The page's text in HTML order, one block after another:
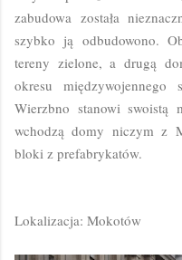
zabudowa została
szybko ją odbudowono.
tereny zielone, a drugą
okresu
Wierzbno stanowi swoistą
wchodzą domy niczym z
bloki z prefabrykatów.
Lokalizacja: Mokotów